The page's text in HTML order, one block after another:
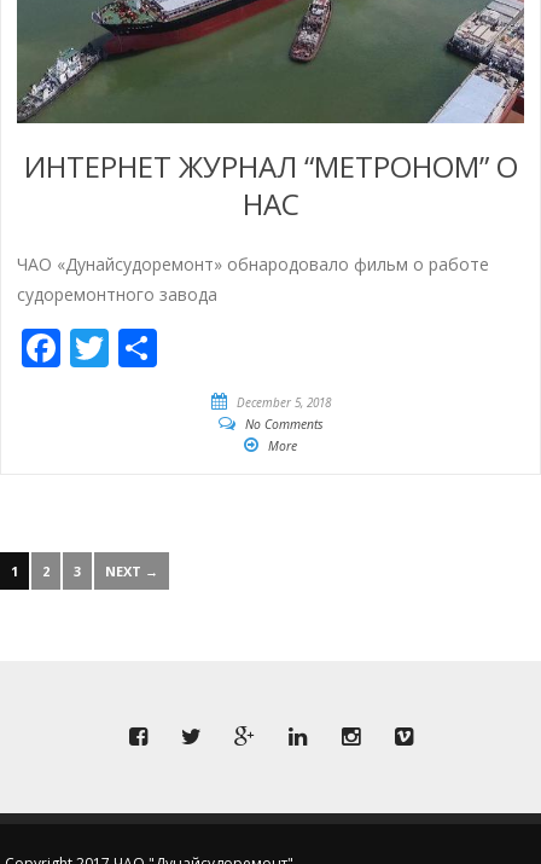
ИНТЕРНЕТ ЖУРНАЛ “МЕТРОНОМ” О
НАС
ЧАО «Дунайсудоремонт» обнародовало фильм о работе
судоремонтного завода
Facebook
Twitter
December 5, 2018
No Comments
More
1 2 3 NEXT →